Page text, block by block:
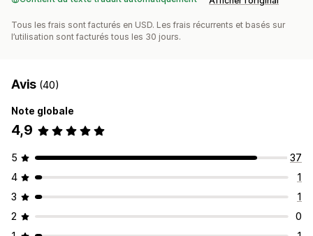
Tous les frais sont facturés en USD. Les frais récurrents et basés sur
l’utilisation sont facturés tous les 30 jours.
Avis (40)
Note globale
4,9
5
37
4
1
3
1
2
0